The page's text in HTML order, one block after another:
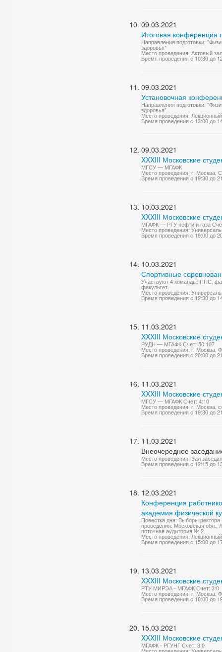
09.03.2021
Итоговая конференция
Направления подготовки:
здоровья"
Место проведения: Актовый
Время проведения с 10:30 до
09.03.2021
Установочная
Направления подготовки:
здоровья"
Место проведения:
Время проведения с 13:00 до
09.03.2021
XXXIII Московские
МГСУ — МГАФК
Место проведения: г.
Время проведения с 19:30 до
10.03.2021
XXXIII Московские
МГАФК — РГУ нефти и газа
Место проведения:
Время проведения с 19:00 до
10.03.2021
Спортивные
Участвуют 4 команды: ППС,
факультет.
Место проведения:
Время проведения с 12:30 до
11.03.2021
XXXIII Московские
РУДН — МГАФК Счет: 50:107
Место проведения: г. Москва,
Время проведения с 20:00 до
11.03.2021
XXXIII Московские
МГСУ — МГАФК Счет: 4:10
Место проведения: г. Москва,
Время проведения с 19:30 до
11.03.2021
Внеочередное
Место проведения: Зал
Время проведения с 12:15 до
12.03.2021
Конференция
академия физической
Повестка дня: Выборы
проведения: Московская обл.,
поточная аудитория № 2.
Место проведения:
Время проведения с 15:00 до
13.03.2021
XXXIII Московские
РТУ МИРЭА - МГАФК Счет: 3:0
Место проведения: г.
Время проведения с 18:00 до
15.03.2021
XXXIII Московские
МГАФК - РГУНГ Счет: 3:0